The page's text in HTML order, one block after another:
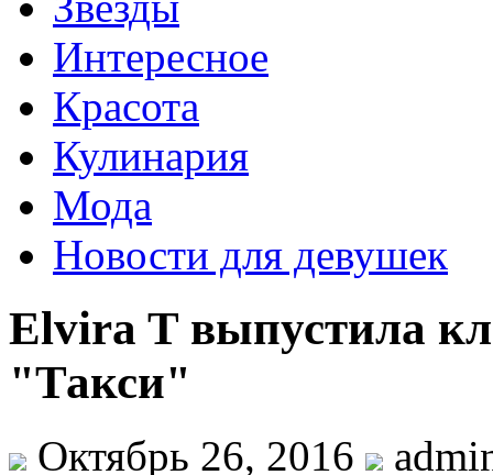
Интересное
Красота
Кулинария
Мода
Новости для девушек
Elvira T выпустила
"Такси"
Октябрь 26, 2016